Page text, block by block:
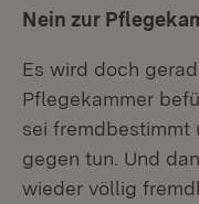
Nein zur
Es wird doch
Pflegekammer
sei fremdbestimmt
gegen tun. Und
wieder völlig